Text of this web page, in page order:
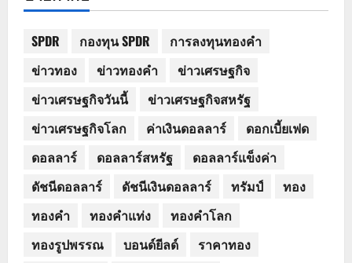
SPDR กองทุน SPDR
การลงทุนทองคำ
ข่าวทอง
ข่าวทองคำ
ข่าวเศรษฐกิจ
ข่าวเศรษฐกิจวันนี้
ข่าวเศรษฐกิจสหรัฐ
ข่าวเศรษฐกิจโลก
ค่าเงินดอลลาร์
ดอกเบี้ยเฟด
ดอลลาร์
ดอลลาร์สหรัฐ
ดอลลาร์แข็งค่า
ดัชนีดอลลาร์
ดัชนีเงินดอลลาร์ ทรัมป์
ทอง
ทองคำ
ทองคำแท่ง
ทองคำโลก
ทองรูปพรรณ
บอนด์ยีลด์
ราคาทอง